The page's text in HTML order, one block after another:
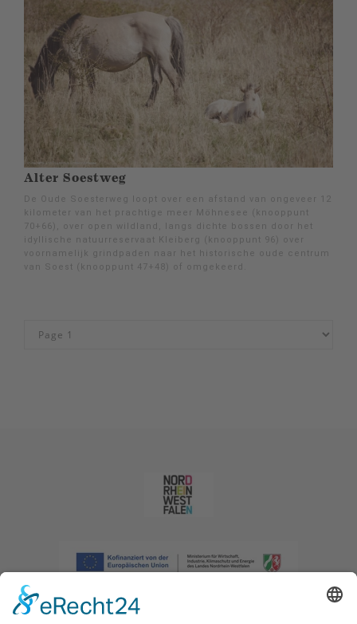
Alter Soestweg
De Oude Soesterweg loopt over een afstand van ongeveer 12
kilometer van het prachtige meer Möhnesee (knooppunt
70+66), over open wildland, langs dichte bossen door het
idyllische natuurreservaat Kleiberg (knooppunt 96) over
voornamelijk grindpaden naar het historische oude centrum
van Soest (knooppunt 47+48) of omgekeerd.